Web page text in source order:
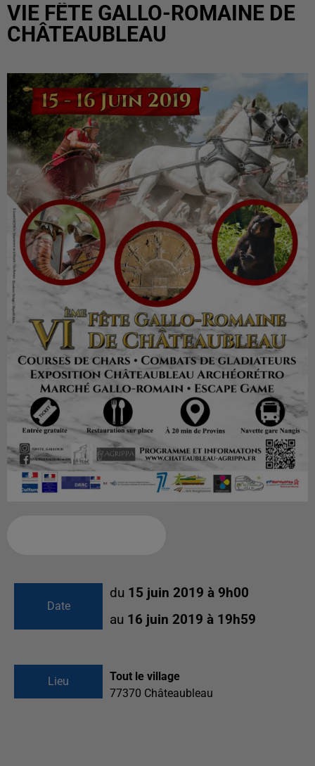
VIE FÊTE GALLO-ROMAINE DE
CHÂTEAUBLEAU
Date
du 15 juin 2019 à 9h00
au 16 juin 2019 à 19h59
Lieu
Tout le village
77370 Châteaubleau